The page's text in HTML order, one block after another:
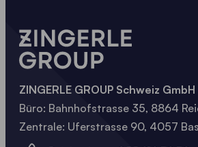
ZINGERLE GROUP Schweiz GmbH
Büro: Bahnhofstrasse 35, 8864
Zentrale: Uferstrasse 90, 4057